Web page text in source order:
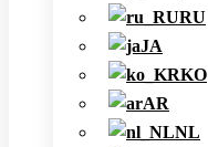
RU
JA
KO
AR
NL